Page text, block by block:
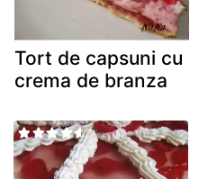
Tort de capsuni cu
crema de branza